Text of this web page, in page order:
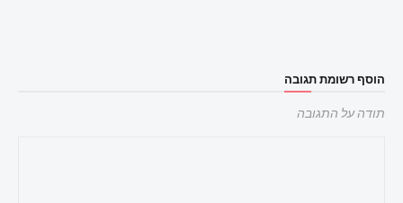
הוסף רשומת תגובה
תודה על התגובה